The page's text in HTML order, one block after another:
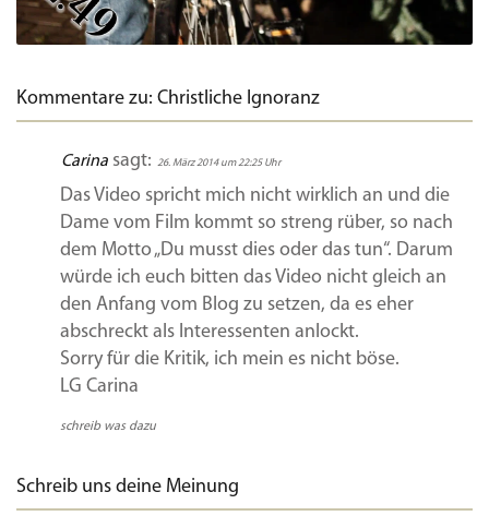
Kommentare zu: Christliche Ignoranz
Carina sagt: 26. März 2014 um 22:25 Uhr
Das Video spricht mich nicht wirklich an und die
Dame vom Film kommt so streng rüber, so nach
dem Motto „Du musst dies oder das tun“. Darum
würde ich euch bitten das Video nicht gleich an
den Anfang vom Blog zu setzen, da es eher
abschreckt als Interessenten anlockt.
Sorry für die Kritik, ich mein es nicht böse.
LG Carina
schreib was dazu
Schreib uns deine Meinung